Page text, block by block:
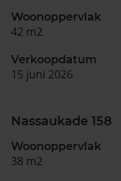
Woonoppervlak
42 m2
Verkoopdatum
15 juni 2026
Nassaukade 158
Woonoppervlak
38 m2